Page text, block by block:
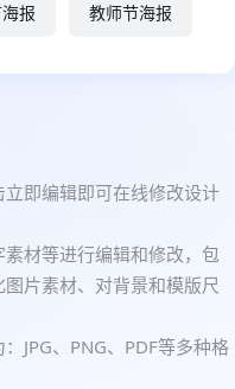
报 教师节海报
即编辑即可在线修改设计
材等进行编辑和修改，包
片素材、对背景和模版尺
JPG、PNG、PDF等多种格